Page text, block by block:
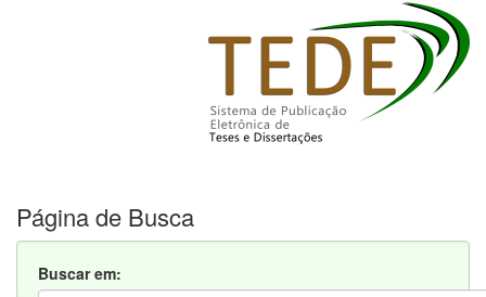
Página de Busca
Buscar em: